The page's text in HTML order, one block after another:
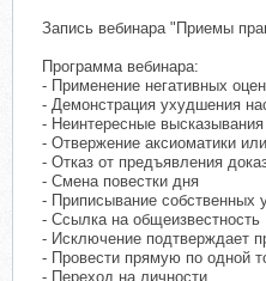
Запись вебинара "Приемы
Программа вебинара:
- Применение негативных
- Демонстрация ухудшения
- Неинтересные высказывания
- Отвержение аксиоматики
- Отказ от предъявления
- Смена повестки дня
- Приписывание собственных
- Ссылка на общеизвестность
- Исключение подтверждает
- Провести прямую по одной
- Переход на личности